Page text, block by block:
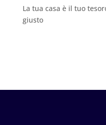
La tua casa è il tuo
giusto